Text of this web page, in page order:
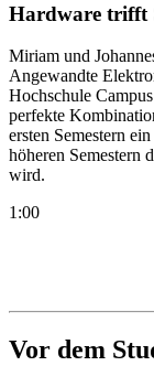
Hardware trifft
Miriam und
Angewandte
Hochschule
perfekte
ersten Semestern
höheren Semestern
wird.
1:00
Vor dem